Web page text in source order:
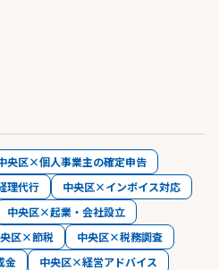
央区×個人事業主の確定申告
理代行
中央区×インボイス対応
中央区×起業・会社設立
区×節税
中央区×税務調査
金
中央区×経営アドバイス